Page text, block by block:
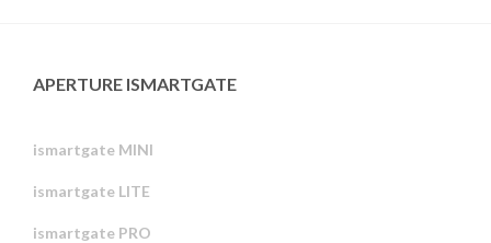
APERTURE ISMARTGATE
ismartgate MINI
ismartgate LITE
ismartgate PRO